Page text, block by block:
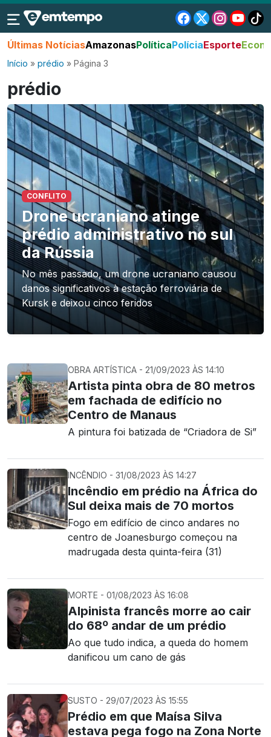
Últimas NotíciasAmazonasPolíticaPolíciaEsporte
Início » prédio » Página 3
prédio
CONFLITO
Drone ucraniano atinge
prédio administrativo no sul
da Rússia
No mês passado, um drone ucraniano causou
danos significativos à estação ferroviária de
Kursk e deixou cinco feridos
OBRA ARTÍSTICA - 21/09/2023 ÀS 14:10
Artista pinta obra de 80 metros
em fachada de edifício no
Centro de Manaus
A pintura foi batizada de “Criadora de Si”
INCÊNDIO - 31/08/2023 ÀS 14:27
Incêndio em prédio na África do
Sul deixa mais de 70 mortos
Fogo em edifício de cinco andares no
centro de Joanesburgo começou na
madrugada desta quinta-feira (31)
MORTE - 01/08/2023 ÀS 16:08
Alpinista francês morre ao cair
do 68º andar de um prédio
Ao que tudo indica, a queda do homem
danificou um cano de gás
SUSTO - 29/07/2023 ÀS 15:55
Prédio em que Maísa Silva
estava pega fogo na Zona Norte